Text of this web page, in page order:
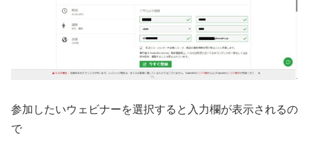
参加したいウェビナーを選択すると入力欄が表示されるの
で